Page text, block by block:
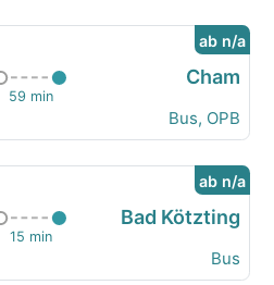
ab n/a
59 min
Cham
Bus, OPB
ab n/a
15 min
Bad Kötzting
Bus